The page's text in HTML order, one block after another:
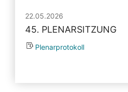
22.05.2026
45. PLENARSITZUNG
Plenarprotokoll